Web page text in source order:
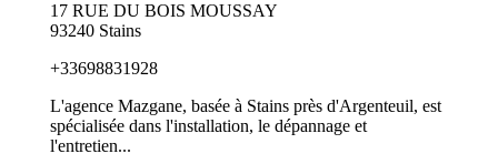
17 RUE DU BOIS MOUSSAY
93240 Stains
+33698831928
L'agence Mazgane, basée à Stains près d'Argenteuil, est
spécialisée dans l'installation, le dépannage et
l'entretien...